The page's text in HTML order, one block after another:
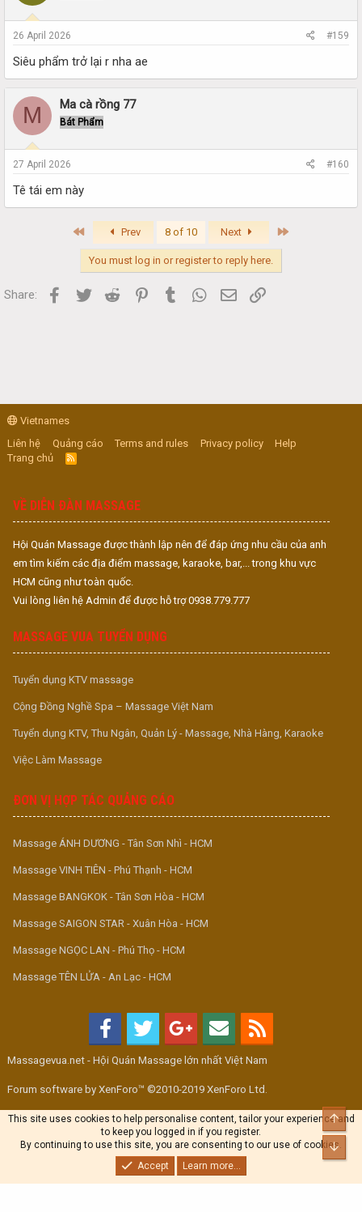
26 April 2026 #159
Siêu phẩm trở lại r nha ae
M Ma cà rồng 77
Bát Phẩm
27 April 2026 #160
Tê tái em này
Prev 8 of 10 Next
You must log in or register to reply here.
Share: Facebook
Twitter Reddit PinterestTumblr WhatsApp
Email
Vietnames
Liên hệ
Quảng cáo Terms and rules Privacy policy
Help
Trang chủ
R
S
VỀ DIỄN ĐÀN MASSAGE
Hội Quán Massage được thành lập nên để đáp ứng nhu cầu của anh
em tìm kiếm các địa điểm massage, karaoke, bar,... trong khu vực
HCM cũng như toàn quốc.
Vui lòng liên hệ Admin để được hỗ trợ 0938.779.777
MASSAGE VUA TUYỂN DỤNG
Tuyển dụng KTV massage
Cộng Đồng Nghề Spa – Massage Việt Nam
Tuyển dụng KTV, Thu Ngân, Quản Lý - Massage, Nhà Hàng, Karaoke
Việc Làm Massage
ĐƠN VỊ HỢP TÁC QUẢNG CÁO
Massage ÁNH DƯƠNG - Tân Sơn Nhì - HCM
Massage VINH TIÊN - Phú Thạnh - HCM
Massage BANGKOK - Tân Sơn Hòa - HCM
Massage SAIGON STAR - Xuân Hòa - HCM
Massage NGỌC LAN - Phú Thọ - HCM
Massage TÊN LỬA - An Lạc - HCM
Massagevua.net - Hội Quán Massage lớn nhất Việt Nam
Forum software by XenForo™ ©2010-2019 XenForo Ltd.
This site uses cookies to help personalise content, tailor your experience and
to keep you logged in if you register.
By continuing to use this site, you are consenting to our use of cookies.
Accept
Learn more...
Top